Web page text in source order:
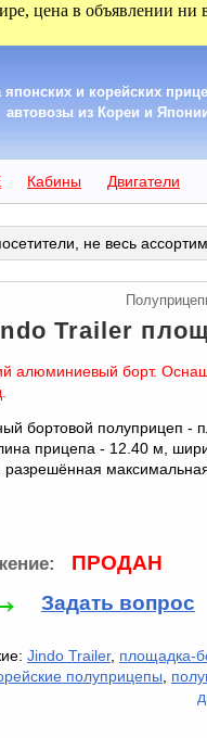
цена в объявлении ни
японских и корейских
автовозы из Кореи и
Кабины Двигатели
не весь
Trailer
алюминиевый борт.
бортовой полуприцеп
прицепа - 12.40 м,
ПРОДАН
Задать вопрос
Jindo Trailer, площадка-
полуприцепы,